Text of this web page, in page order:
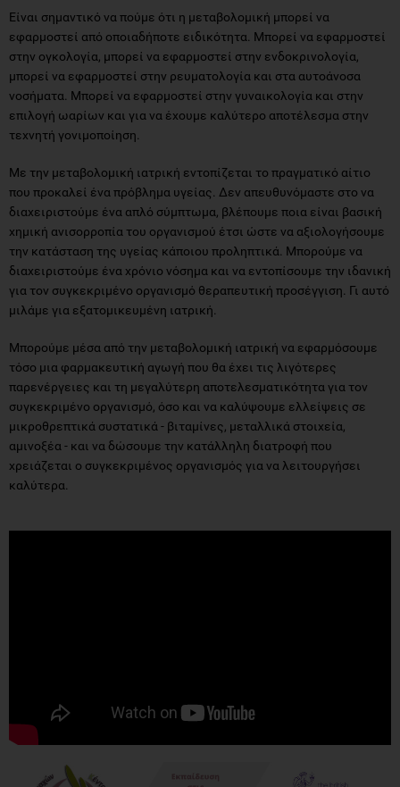
Είναι σημαντικό να πούμε ότι η μεταβολομική μπορεί να
εφαρμοστεί από οποιαδήποτε ειδικότητα. Μπορεί να εφαρμοστεί
στην ογκολογία, μπορεί να εφαρμοστεί στην ενδοκρινολογία,
μπορεί να εφαρμοστεί στην ρευματολογία και στα αυτοάνοσα
νοσήματα. Μπορεί να εφαρμοστεί στην γυναικολογία και στην
επιλογή ωαρίων και για να έχουμε καλύτερο αποτέλεσμα στην
τεχνητή γονιμοποίηση.
Με την μεταβολομική ιατρική εντοπίζεται το πραγματικό αίτιο
που προκαλεί ένα πρόβλημα υγείας. Δεν απευθυνόμαστε στο να
διαχειριστούμε ένα απλό σύμπτωμα, βλέπουμε ποια είναι βασική
χημική ανισορροπία του οργανισμού έτσι ώστε να αξιολογήσουμε
την κατάσταση της υγείας κάποιου προληπτικά. Μπορούμε να
διαχειριστούμε ένα χρόνιο νόσημα και να εντοπίσουμε την ιδανική
για τον συγκεκριμένο οργανισμό θεραπευτική προσέγγιση. Γι αυτό
μιλάμε για εξατομικευμένη ιατρική.
Μπορούμε μέσα από την μεταβολομική ιατρική να εφαρμόσουμε
τόσο μια φαρμακευτική αγωγή που θα έχει τις λιγότερες
παρενέργειες και τη μεγαλύτερη αποτελεσματικότητα για τον
συγκεκριμένο οργανισμό, όσο και να καλύψουμε ελλείψεις σε
μικροθρεπτικά συστατικά - βιταμίνες, μεταλλικά στοιχεία,
αμινοξέα - και να δώσουμε την κατάλληλη διατροφή που
χρειάζεται ο συγκεκριμένος οργανισμός για να λειτουργήσει
καλύτερα.